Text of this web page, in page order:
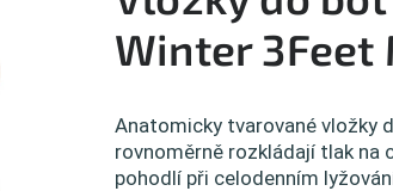
Winter 3Feet
Anatomicky tvarované vložky
rovnoměrně rozkládají tlak na
pohodlí při celodenním